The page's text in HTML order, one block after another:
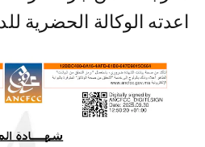
اعدته الوكالة الحضرية